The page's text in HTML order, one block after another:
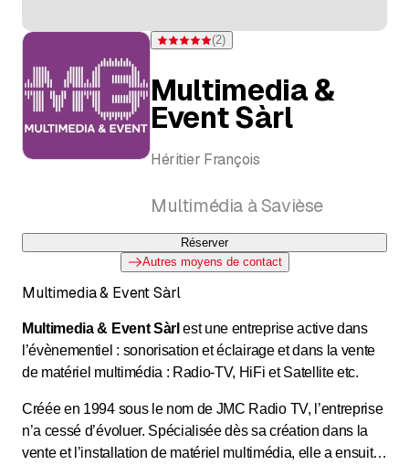
Note 5 sur 5 étoiles pour 2 évaluations
(2)
Multimedia &
Event Sàrl
Héritier François
Multimédia à Savièse
Réserver
Autres moyens de contact
Multimedia & Event Sàrl
Multimedia & Event Sàrl est une entreprise active dans
l’évènementiel : sonorisation et éclairage et dans la vente
de matériel multimédia : Radio-TV, HiFi et Satellite etc.
Créée en 1994 sous le nom de JMC Radio TV, l’entreprise
n’a cessé d’évoluer. Spécialisée dès sa création dans la
vente et l’installation de matériel multimédia, elle a ensuite